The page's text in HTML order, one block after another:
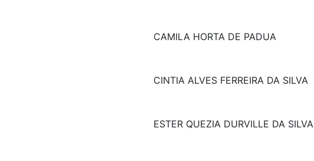
CAMILA HORTA DE PADUA
CINTIA ALVES FERREIRA DA SILVA
ESTER QUEZIA DURVILLE DA SILVA